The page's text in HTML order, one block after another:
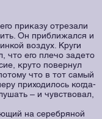
приказу отрезали
Он приближался и
воздух. Круги
что его плечо задето
круто повернул
что в тот самый
приходилось когда-
– и чувствовал,
на серебряной